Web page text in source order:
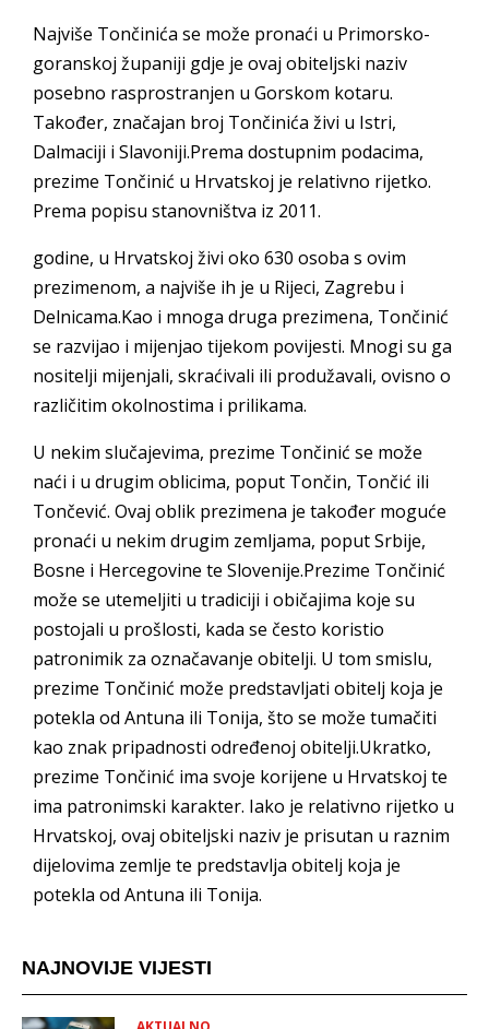
Najviše Tončinića se može pronaći u Primorsko-
goranskoj županiji gdje je ovaj obiteljski naziv
posebno rasprostranjen u Gorskom kotaru.
Također, značajan broj Tončinića živi u Istri,
Dalmaciji i Slavoniji.Prema dostupnim podacima,
prezime Tončinić u Hrvatskoj je relativno rijetko.
Prema popisu stanovništva iz 2011.
godine, u Hrvatskoj živi oko 630 osoba s ovim
prezimenom, a najviše ih je u Rijeci, Zagrebu i
Delnicama.Kao i mnoga druga prezimena, Tončinić
se razvijao i mijenjao tijekom povijesti. Mnogi su ga
nositelji mijenjali, skraćivali ili produžavali, ovisno o
različitim okolnostima i prilikama.
U nekim slučajevima, prezime Tončinić se može
naći i u drugim oblicima, poput Tončin, Tončić ili
Tončević. Ovaj oblik prezimena je također moguće
pronaći u nekim drugim zemljama, poput Srbije,
Bosne i Hercegovine te Slovenije.Prezime Tončinić
može se utemeljiti u tradiciji i običajima koje su
postojali u prošlosti, kada se često koristio
patronimik za označavanje obitelji. U tom smislu,
prezime Tončinić može predstavljati obitelj koja je
potekla od Antuna ili Tonija, što se može tumačiti
kao znak pripadnosti određenoj obitelji.Ukratko,
prezime Tončinić ima svoje korijene u Hrvatskoj te
ima patronimski karakter. Iako je relativno rijetko u
Hrvatskoj, ovaj obiteljski naziv je prisutan u raznim
dijelovima zemlje te predstavlja obitelj koja je
potekla od Antuna ili Tonija.
NAJNOVIJE VIJESTI